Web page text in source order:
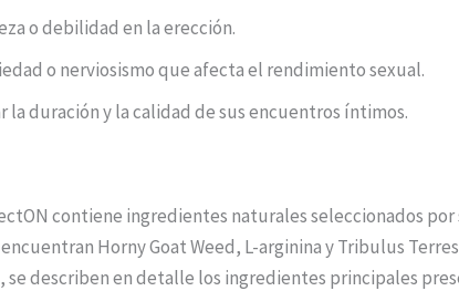
o debilidad en la erección.
o nerviosismo que afecta el rendimiento sexual.
la duración y la calidad de sus encuentros íntimos.
contiene ingredientes naturales seleccionados
Horny Goat Weed, L-arginina y Tribulus
se describen en detalle los ingredientes principales